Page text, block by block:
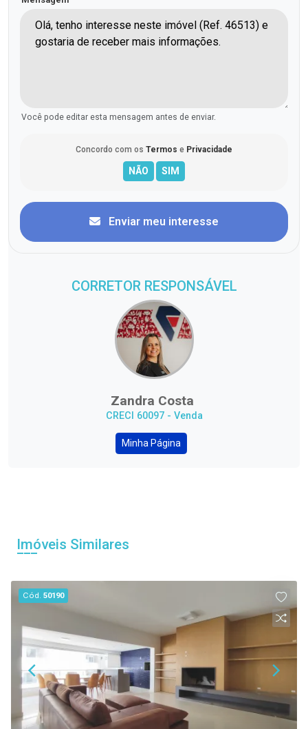
Você pode editar esta mensagem antes de enviar.
Concordo com os Termos e Privacidade
Enviar meu interesse
CORRETOR RESPONSÁVEL
Zandra Costa
CRECI 60097 - Venda
Minha Página
Imóveis Similares
Cód.50190